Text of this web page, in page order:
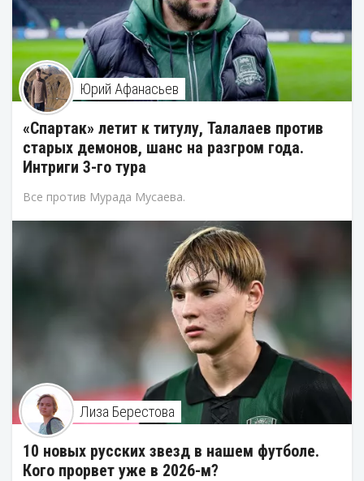
Юрий Афанасьев
«Спартак» летит к титулу, Талалаев против
старых демонов, шанс на разгром года.
Интриги 3-го тура
Все против Мурада Мусаева.
Лиза Берестова
10 новых русских звезд в нашем футболе.
Кого прорвет уже в 2026-м?